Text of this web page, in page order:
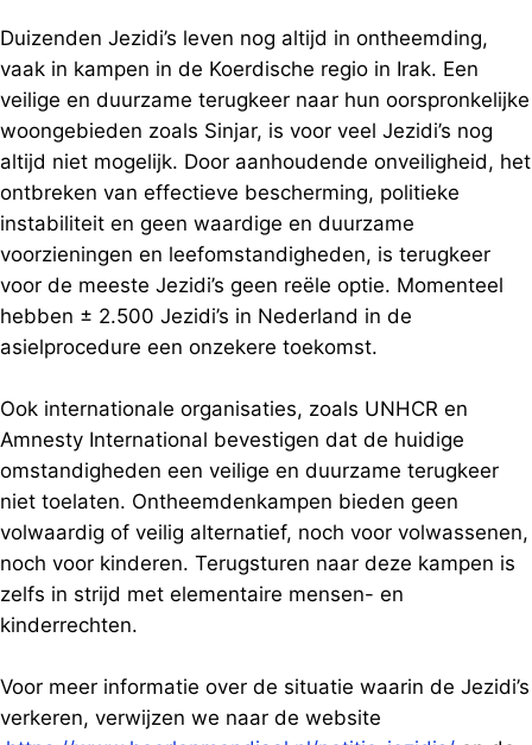
Duizenden Jezidi’s leven nog altijd in ontheemding,
vaak in kampen in de Koerdische regio in Irak. Een
veilige en duurzame terugkeer naar hun oorspronkelijke
woongebieden zoals Sinjar, is voor veel Jezidi’s nog
altijd niet mogelijk. Door aanhoudende onveiligheid, het
ontbreken van effectieve bescherming, politieke
instabiliteit en geen waardige en duurzame
voorzieningen en leefomstandigheden, is terugkeer
voor de meeste Jezidi’s geen reële optie. Momenteel
hebben ± 2.500 Jezidi’s in Nederland in de
asielprocedure een onzekere toekomst.
Ook internationale organisaties, zoals UNHCR en
Amnesty International bevestigen dat de huidige
omstandigheden een veilige en duurzame terugkeer
niet toelaten. Ontheemdenkampen bieden geen
volwaardig of veilig alternatief, noch voor volwassenen,
noch voor kinderen. Terugsturen naar deze kampen is
zelfs in strijd met elementaire mensen- en
kinderrechten.
Voor meer informatie over de situatie waarin de Jezidi’s
verkeren, verwijzen we naar de website